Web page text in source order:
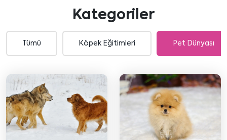
Kategoriler
Tümü Köpek Eğitimleri Pet Dünyası